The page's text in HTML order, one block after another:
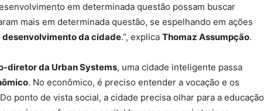
em determinada questão possam buscar
mais em determinada questão, se espelhando em ações
desenvolvimento da cidade.”, explica Thomaz Assumpção.
diretor da Urban Systems, uma cidade inteligente passa
. No econômico, é preciso entender a vocação e os
ponto de vista social, a cidade precisa olhar para a educação